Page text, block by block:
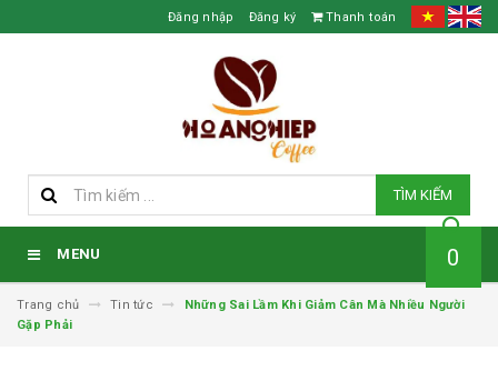
Đăng nhập Đăng ký Thanh toán
TÌM KIẾM
MENU 0
Trang chủ Tin tức
Những Sai Lầm Khi Giảm Cân Mà Nhiều Người
Gặp Phải